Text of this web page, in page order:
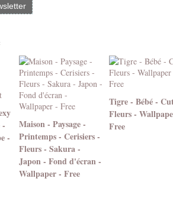
-
-
Maison - Paysage -
Printemps - Cerisiers -
Fleurs - Sakura -
Japon - Fond d'écran -
Wallpaper - Free
Tigre - Bébé -
Fleurs -
Free